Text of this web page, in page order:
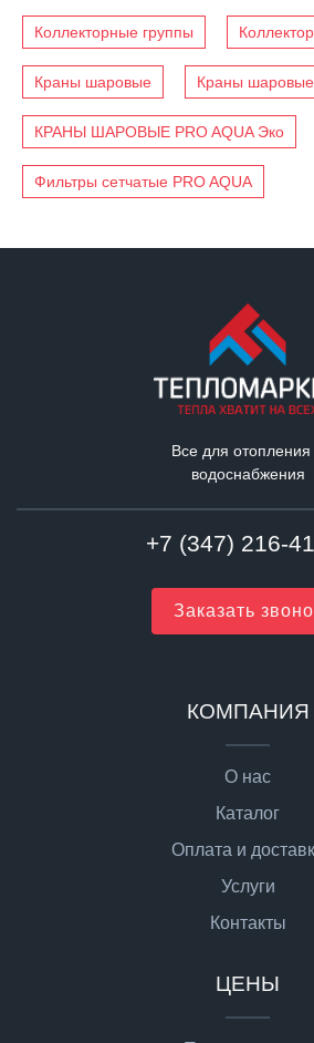
Коллекторные группы
Краны шаровые Краны
КРАНЫ ШАРОВЫЕ PRO AQUA Эко
Фильтры сетчатые PRO AQUA
Все для отопления
водоснабжения
+7 (347) 216-
Заказать
КОМПАНИЯ
О нас
Каталог
Оплата и
Услуги
Контакты
ЦЕНЫ